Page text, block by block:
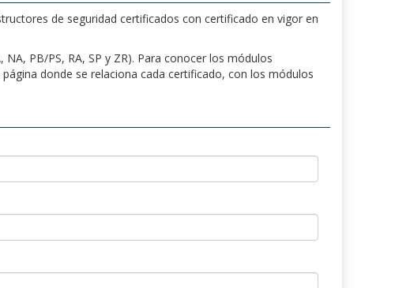
de seguridad certificados con certificado en vigor en
PB/PS, RA, SP y ZR). Para conocer los módulos
donde se relaciona cada certificado, con los módulos